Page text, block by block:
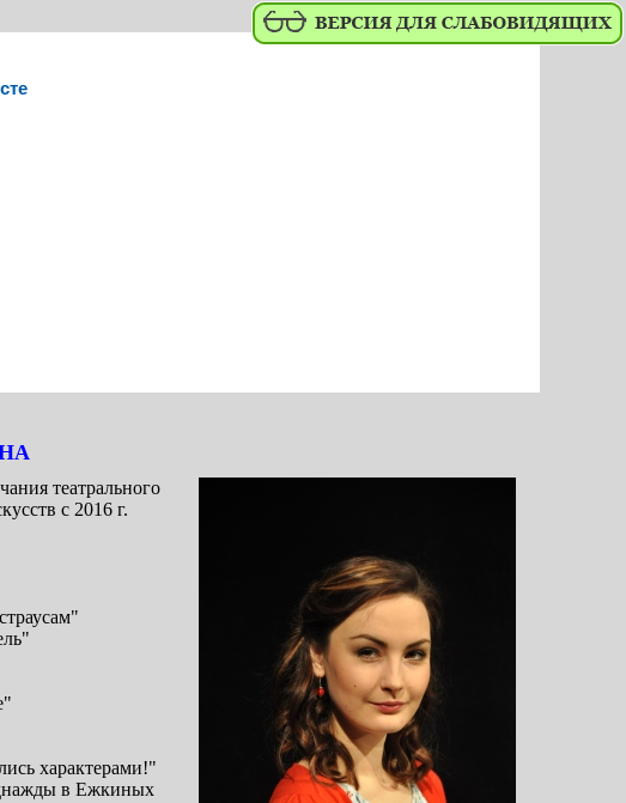
театрального
с 2016 г.
характерами!"
в Ежкиных